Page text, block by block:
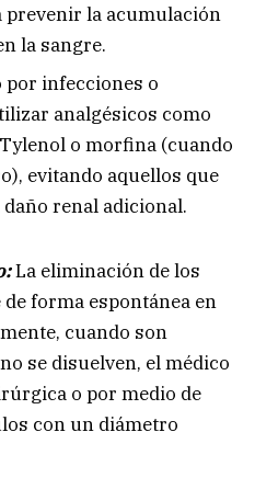
prevenir la acumulación
la sangre.
por infecciones o
analgésicos como
o morfina (cuando
evitando aquellos que
renal adicional.
La eliminación de los
forma espontánea en
cuando son
se disuelven, el médico
o por medio de
con un diámetro